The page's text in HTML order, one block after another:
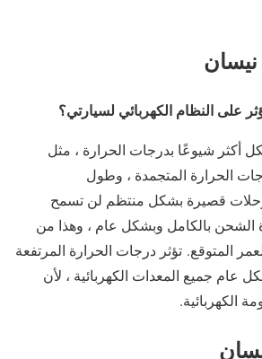
على النظام الكهربائي لسيارتي؟
أكثر شيوعًا بدرجات الحرارة ، مثل
الحرارة المتجمدة ، وطول
قصيرة بشكل منتظم لن تسمح
الشحن بالكامل وبشكل عام ، وهذا من
المتوقع. تؤثر درجات الحرارة المرتفعة
عام جميع المعدات الكهربائية ، لأن
الكهربائية.